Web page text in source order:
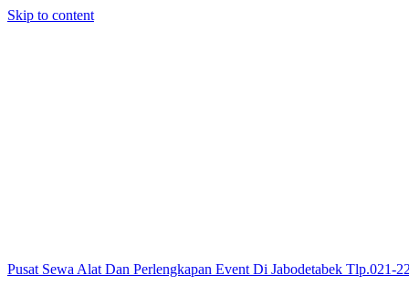
Skip to content
Pusat Sewa Alat Dan Perlengkapan Event Di Jabodetabek Tlp.021-